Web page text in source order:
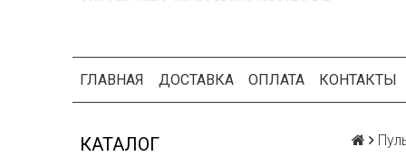
ГЛАВНАЯ ДОСТАВКА ОПЛАТА КОНТАКТЫ
КАТАЛОГ